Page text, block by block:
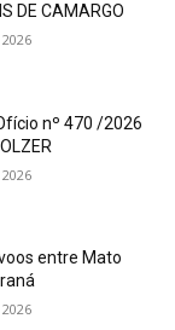
DE CAMARGO
nº 470 /2026
entre Mato